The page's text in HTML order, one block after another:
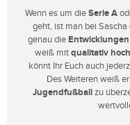
Wenn es um dieSerie A
geht, ist man bei
genau die
weiß mitqualitativ
könnt Ihr Euch auch
Des Weiteren weiß
Jugendfußballzu